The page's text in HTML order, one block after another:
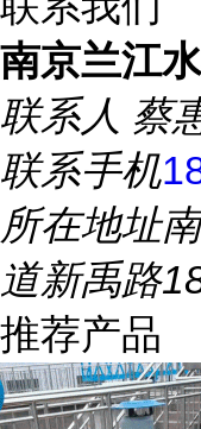
南京兰江
联系人 蔡
联系手机
所在地址
道新禹路
推荐产品